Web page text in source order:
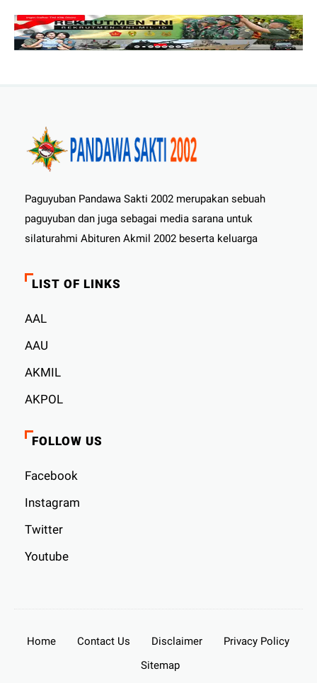
Paguyuban Pandawa Sakti 2002 merupakan sebuah
paguyuban dan juga sebagai media sarana untuk
silaturahmi Abituren Akmil 2002 beserta keluarga
LIST OF LINKS
AAL
AAU
AKMIL
AKPOL
FOLLOW US
Facebook
Instagram
Twitter
Youtube
Home Contact Us Disclaimer
Privacy Policy
Sitemap